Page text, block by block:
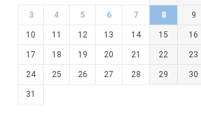
3 4 5 6 7 8 9
10 11 12 13 14 15 16
17 18 19 20 21 22 23
24 25 26 27 28 29 30
31